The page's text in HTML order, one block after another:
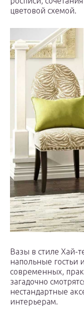
цветовой схемой.
Вазы в стиле Хай-
напольные гостьи
современных,
загадочно
нестандартные
интерьерам.